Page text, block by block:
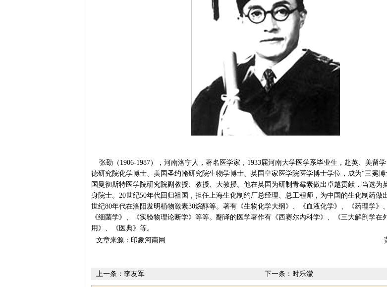
张劭（1906-1987），河南洛宁人，著名医学家，1933届河南大学医学系毕业生，赴英、美留
德研究院化学博士、美国圣约翰研究院生物学博士、英国皇家医学院医学博士学位，成为“三冕博
国曼彻斯特医学院研究院副教授、教授、大教授。他在英国为研制青霉素做出卓越贡献，当选为
身院士。20世纪50年代回归祖国，担任上海生化制约厂总经理、总工程师，为中国的生化制药做
世纪80年代在洛阳发明植物激素30烷醇等。著有《生物化学大纲》、《血液化学》、《药理学》
《细菌学》、《实验物理论断学》等等。翻译的医学著作有《西赛尔内科学》、《三大解剖学在
用》、《医典》等。
文章来源：印象河南网
下一条： 时乐濛
上一条： 李友军